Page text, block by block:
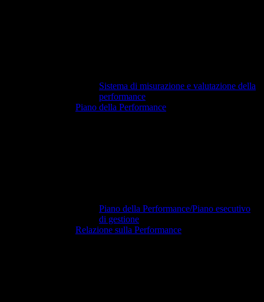
Sistema di misurazione e valutazione della
performance
Piano della Performance
Piano della Performance/Piano esecutivo
di gestione
Relazione sulla Performance